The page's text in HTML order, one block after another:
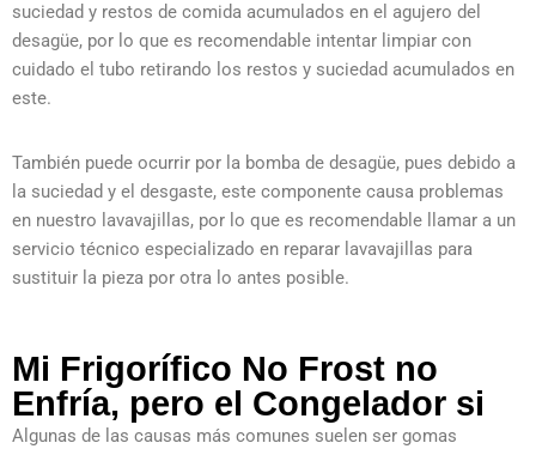
suciedad y restos de comida acumulados en el agujero del
desagüe, por lo que es recomendable intentar limpiar con
cuidado el tubo retirando los restos y suciedad acumulados en
este.
También puede ocurrir por la bomba de desagüe, pues debido a
la suciedad y el desgaste, este componente causa problemas
en nuestro lavavajillas, por lo que es recomendable llamar a un
servicio técnico especializado en reparar lavavajillas para
sustituir la pieza por otra lo antes posible.
Mi Frigorífico No Frost no
Enfría, pero el Congelador si
Algunas de las causas más comunes suelen ser gomas